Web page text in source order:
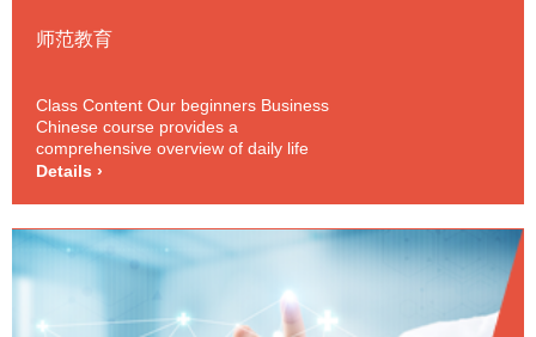
师范教育
Class Content Our beginners Business
Chinese course provides a
comprehensive overview of daily life
and basic business activities. Topics and
terminology, business events and
receptions
Details ›